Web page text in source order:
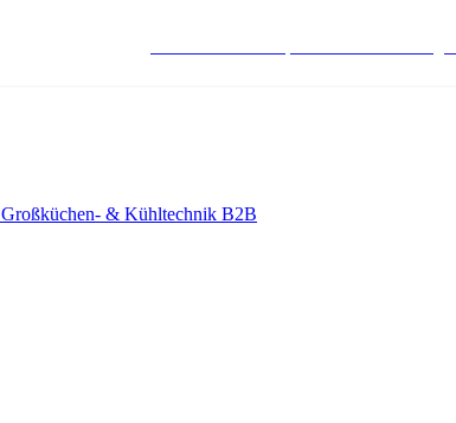
Großküchen- & Kühltechnik B2B